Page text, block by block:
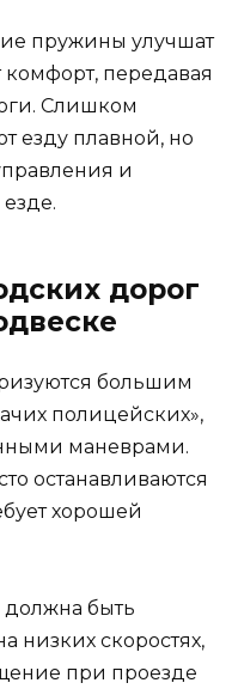
пружины улучшат
комфорт, передавая
Слишком
езду плавной, но
и
дорог
большим
полицейских»,
маневрами.
останавливаются
хорошей
должна быть
низких скоростях,
при проезде